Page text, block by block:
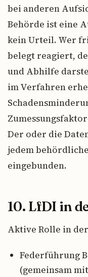
bei anderen
Behörde ist eine
kein Urteil. Wer
belegt reagiert,
und Abhilfe
im Verfahren
Der oder die
jedem
eingebunden.
10. LfDI in
Aktive Rolle in
Federführung
(gemeinsam